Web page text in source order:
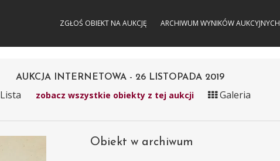
ZGŁOŚ OBIEKT NA AUKCJĘ ARCHIWUM WYNIKÓW AUKCYJNYCH
AUKCJA INTERNETOWA - 26 LISTOPADA 2019
Lista zobacz wszystkie obiekty z tej aukcji Galeria
Obiekt w archiwum